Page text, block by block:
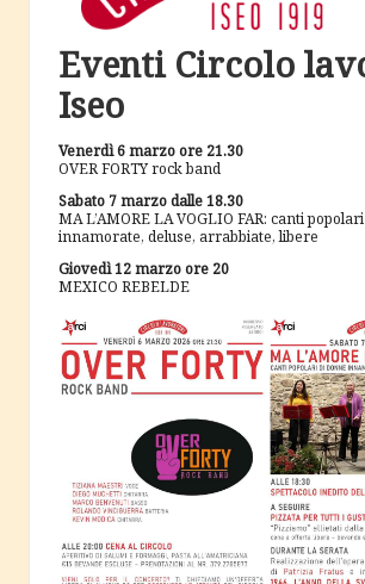
c
i
a
Eventi Circolo
Iseo
Venerdì 6 marzo ore 21.30
OVER FORTY rock band
Sabato 7 marzo dalle 18.30
MA L’AMORE LA VOGLIO FAR: canti
innamorate, deluse, arrabbiate, libere
Giovedì 12 marzo ore 20
MEXICO REBELDE